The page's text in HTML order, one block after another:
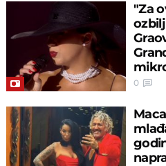
"Za
0